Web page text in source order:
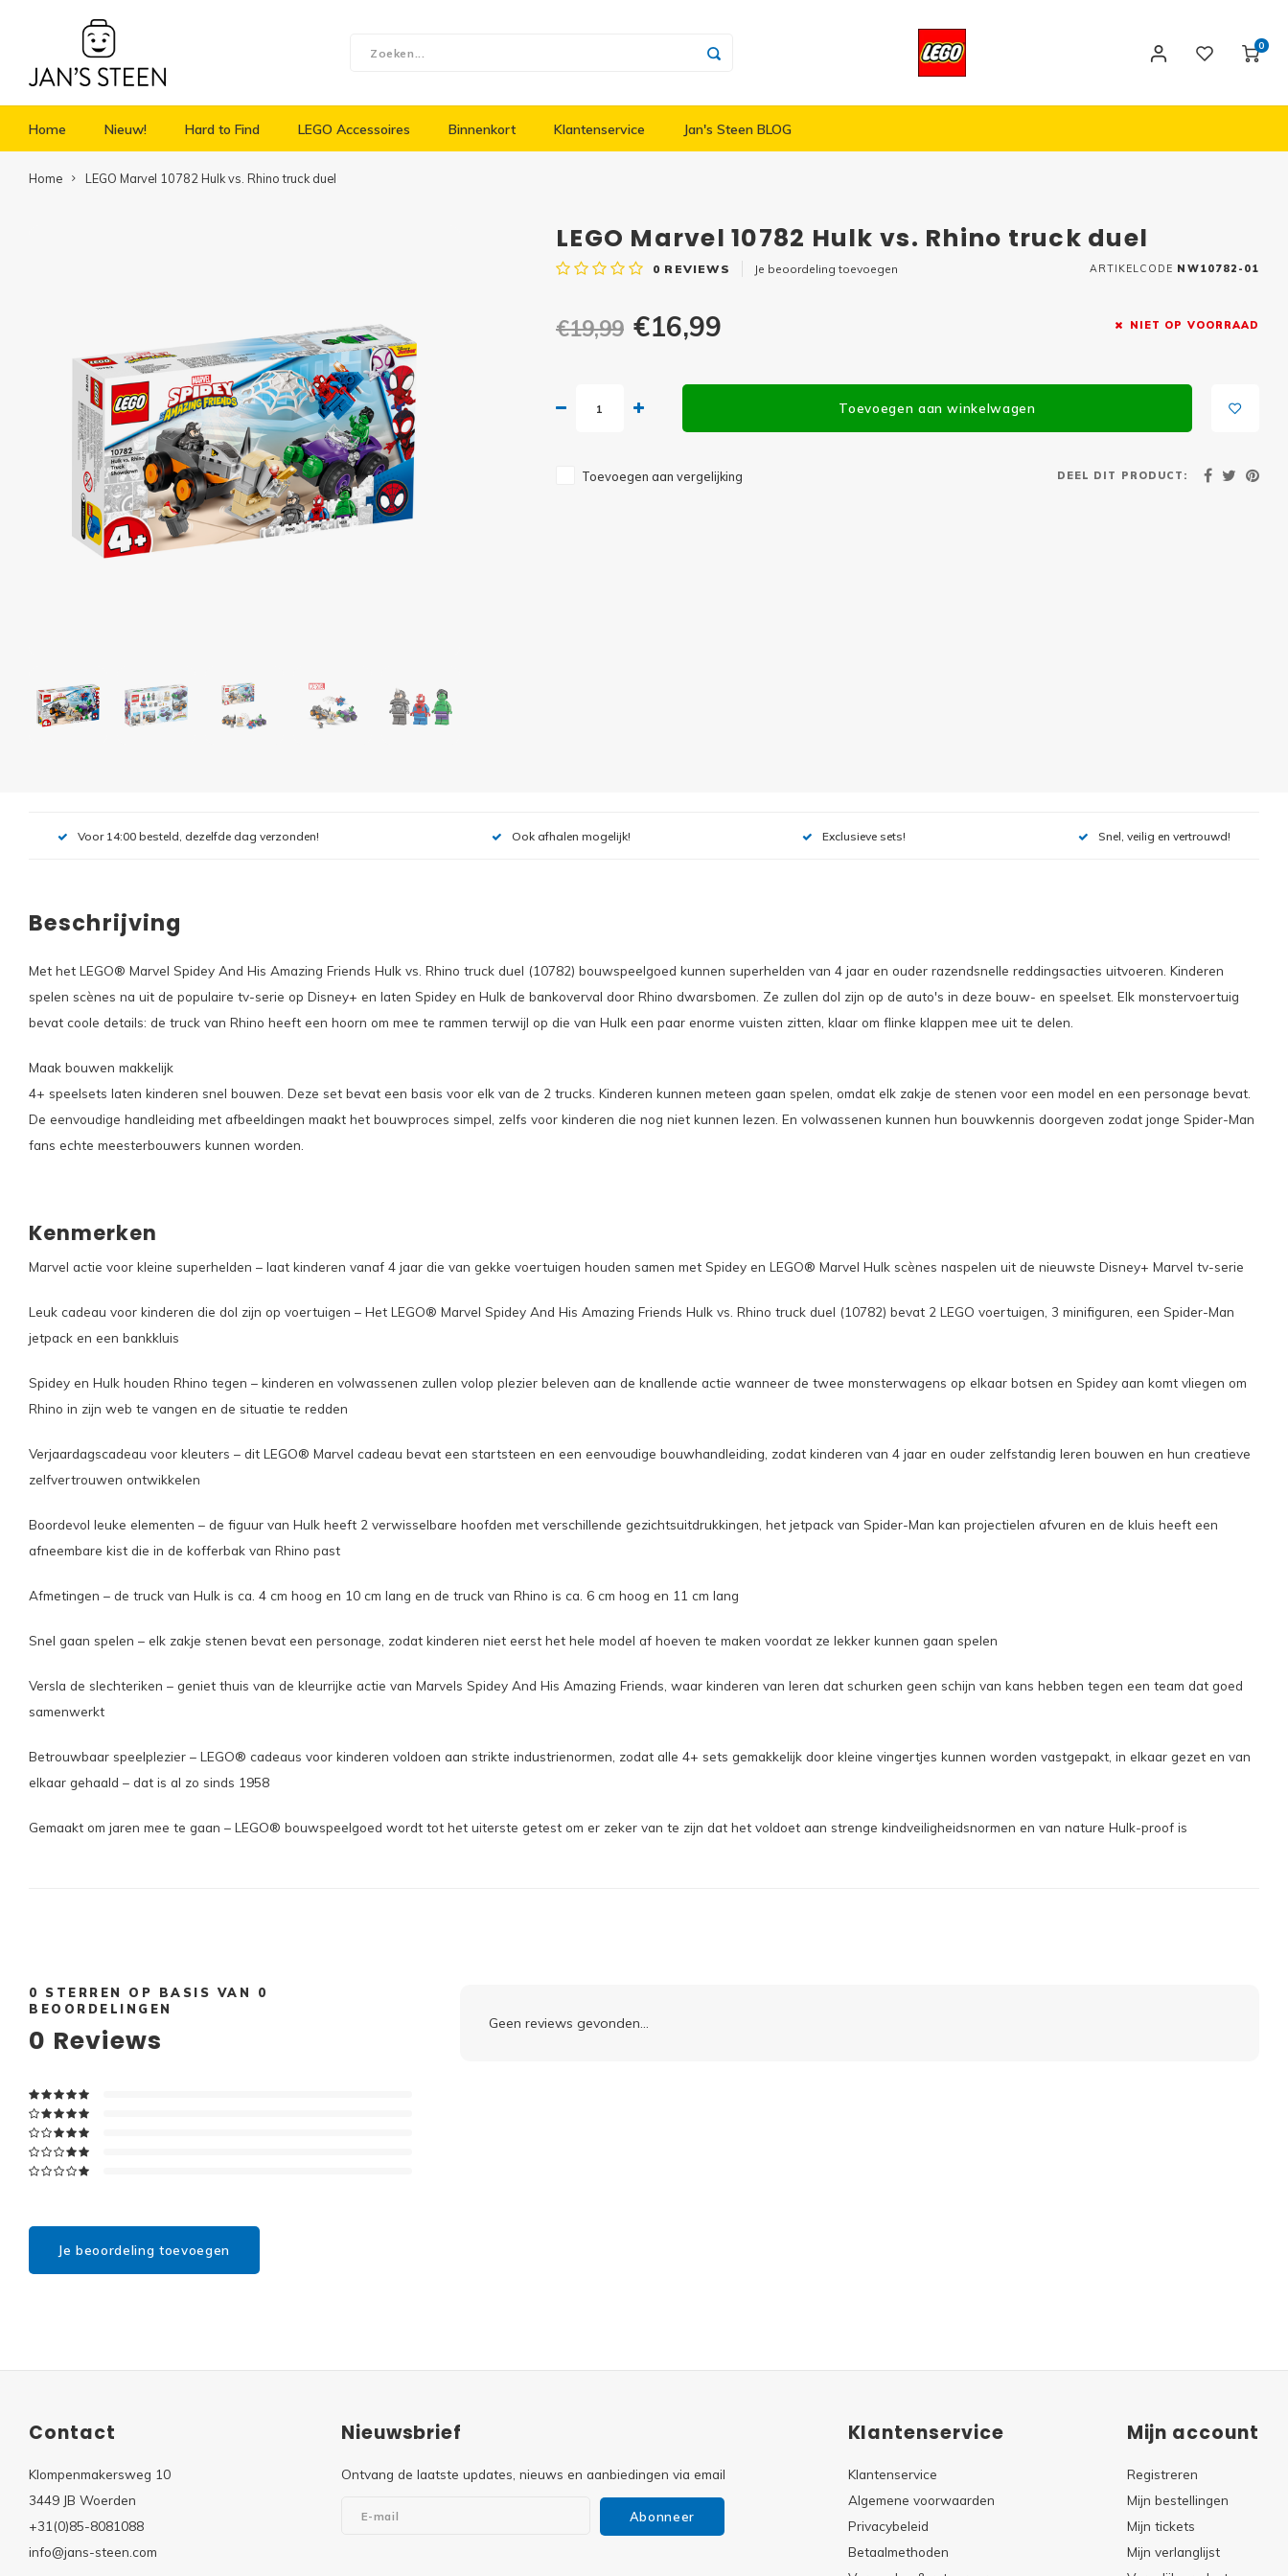
0
Home Nieuw! Hard to Find LEGO Accessoires Binnenkort Klantenservice Jan's Steen BLOG
Home LEGO Marvel 10782 Hulk vs. Rhino truck duel
LEGO Marvel 10782 Hulk vs. Rhino truck duel
0 REVIEWS Je beoordeling toevoegen ARTIKELCODE NW10782-01
€19,99 €16,99 NIET OP VOORRAAD
Toevoegen aan winkelwagen
Toevoegen aan vergelijking DEEL DIT PRODUCT:
Voor 14:00 besteld, dezelfde dag verzonden! Ook afhalen mogelijk! Exclusieve sets! Snel, veilig en vertrouwd!
Beschrijving
Met het LEGO® Marvel Spidey And His Amazing Friends Hulk vs. Rhino truck duel (10782) bouwspeelgoed kunnen superhelden van 4 jaar en ouder razendsnelle reddingsacties uitvoeren. Kinderen
spelen scènes na uit de populaire tv-serie op Disney+ en laten Spidey en Hulk de bankoverval door Rhino dwarsbomen. Ze zullen dol zijn op de auto's in deze bouw- en speelset. Elk monstervoertuig
bevat coole details: de truck van Rhino heeft een hoorn om mee te rammen terwijl op die van Hulk een paar enorme vuisten zitten, klaar om flinke klappen mee uit te delen.
Maak bouwen makkelijk
4+ speelsets laten kinderen snel bouwen. Deze set bevat een basis voor elk van de 2 trucks. Kinderen kunnen meteen gaan spelen, omdat elk zakje de stenen voor een model en een personage bevat.
De eenvoudige handleiding met afbeeldingen maakt het bouwproces simpel, zelfs voor kinderen die nog niet kunnen lezen. En volwassenen kunnen hun bouwkennis doorgeven zodat jonge Spider-Man
fans echte meesterbouwers kunnen worden.
Kenmerken
Marvel actie voor kleine superhelden – laat kinderen vanaf 4 jaar die van gekke voertuigen houden samen met Spidey en LEGO® Marvel Hulk scènes naspelen uit de nieuwste Disney+ Marvel tv-serie
Leuk cadeau voor kinderen die dol zijn op voertuigen – Het LEGO® Marvel Spidey And His Amazing Friends Hulk vs. Rhino truck duel (10782) bevat 2 LEGO voertuigen, 3 minifiguren, een Spider-Man
jetpack en een bankkluis
Spidey en Hulk houden Rhino tegen – kinderen en volwassenen zullen volop plezier beleven aan de knallende actie wanneer de twee monsterwagens op elkaar botsen en Spidey aan komt vliegen om
Rhino in zijn web te vangen en de situatie te redden
Verjaardagscadeau voor kleuters – dit LEGO® Marvel cadeau bevat een startsteen en een eenvoudige bouwhandleiding, zodat kinderen van 4 jaar en ouder zelfstandig leren bouwen en hun creatieve
zelfvertrouwen ontwikkelen
Boordevol leuke elementen – de figuur van Hulk heeft 2 verwisselbare hoofden met verschillende gezichtsuitdrukkingen, het jetpack van Spider-Man kan projectielen afvuren en de kluis heeft een
afneembare kist die in de kofferbak van Rhino past
Afmetingen – de truck van Hulk is ca. 4 cm hoog en 10 cm lang en de truck van Rhino is ca. 6 cm hoog en 11 cm lang
Snel gaan spelen – elk zakje stenen bevat een personage, zodat kinderen niet eerst het hele model af hoeven te maken voordat ze lekker kunnen gaan spelen
Versla de slechteriken – geniet thuis van de kleurrijke actie van Marvels Spidey And His Amazing Friends, waar kinderen van leren dat schurken geen schijn van kans hebben tegen een team dat goed
samenwerkt
Betrouwbaar speelplezier – LEGO® cadeaus voor kinderen voldoen aan strikte industrienormen, zodat alle 4+ sets gemakkelijk door kleine vingertjes kunnen worden vastgepakt, in elkaar gezet en van
elkaar gehaald – dat is al zo sinds 1958
Gemaakt om jaren mee te gaan – LEGO® bouwspeelgoed wordt tot het uiterste getest om er zeker van te zijn dat het voldoet aan strenge kindveiligheidsnormen en van nature Hulk-proof is
0 STERREN OP BASIS VAN 0
BEOORDELINGEN
0 Reviews
Je beoordeling toevoegen
Geen reviews gevonden...
Contact
Klompenmakersweg 10
3449 JB Woerden
+31(0)85-8081088
info@jans-steen.com
Nieuwsbrief
Ontvang de laatste updates, nieuws en aanbiedingen via email
Abonneer
Klantenservice
Klantenservice
Algemene voorwaarden
Privacybeleid
Betaalmethoden
Mijn account
Registreren
Mijn bestellingen
Mijn tickets
Mijn verlanglijst